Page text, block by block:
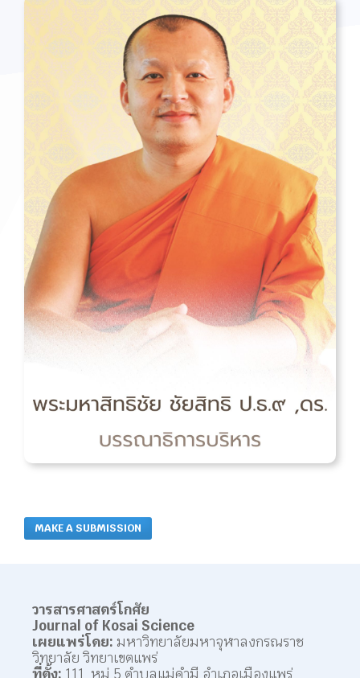
MAKE A SUBMISSION
วารสารศาสตร์โกศัย
Journal of Kosai Science
เผยแพร่โดย: มหาวิทยาลัยมหาจุฬาลงกรณราช
วิทยาลัย วิทยาเขตแพร่
ที่ตั้ง: 111 หมู่ 5 ตำบลแม่คำมี อำเภอเมืองแพร่